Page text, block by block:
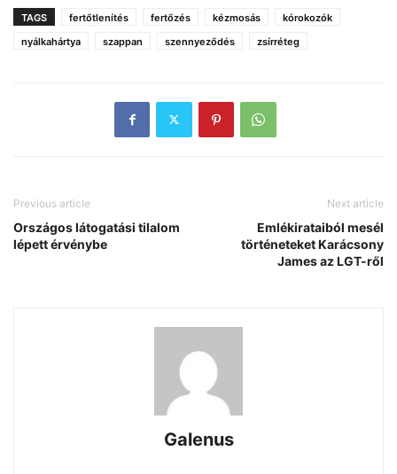
TAGS fertőtlenítés fertőzés kézmosás
kórokozók
nyálkahártya
szappan szennyeződés zsírréteg
Previous article
Országos látogatási tilalom
lépett érvénybe
Next article
Emlékirataiból mesél
történeteket Karácsony
James az LGT-ről
Galenus